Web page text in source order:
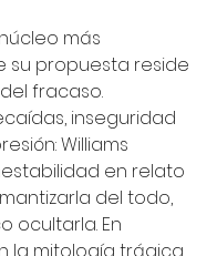
más
su propuesta reside
fracaso.
inseguridad
Williams
en relato
del todo,
ocultarla. En